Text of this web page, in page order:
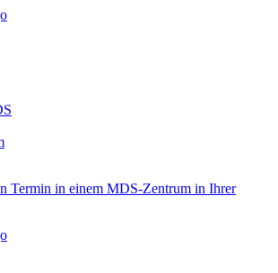
Termin in einem MDS-Zentrum in Ihrer